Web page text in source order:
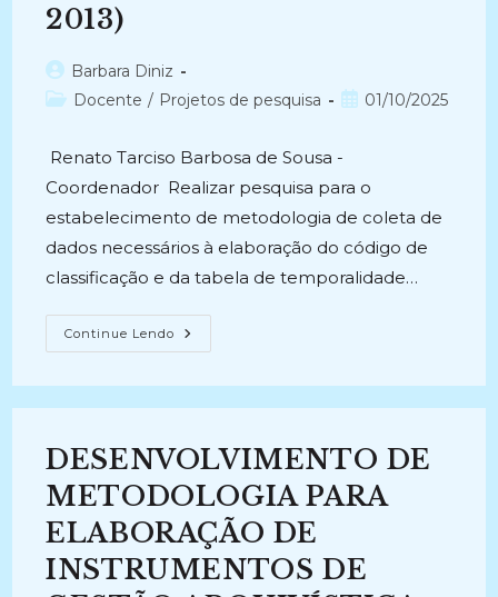
2013)
Autor
do
Barbara Diniz
Categoria
Docente / Projetos de pesquisa
Post01/10/2025
Renato Tarciso Barbosa de Sousa -
Coordenador Realizar pesquisa para o
estabelecimento de metodologia de coleta de
dados necessários à elaboração do código de
classificação e da tabela de temporalidade…
Continue Lendo METODOLOGIA
PARA
DE
NO
MINISTÉRIO
PÚBLICO
FEDERAL
(2012-
2013)
DESENVOLVIMENTO DE
METODOLOGIA PARA
ELABORAÇÃO DE
INSTRUMENTOS DE